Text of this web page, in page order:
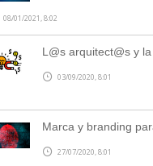
08/01/2021, 8:02
L@s arquitect@s y
03/09/2020, 8:01
Marca y branding
27/07/2020, 8:01